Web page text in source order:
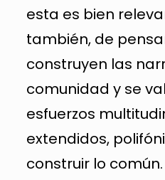
esta es bien
también, de
construyen las
comunidad y se
esfuerzos
extendidos,
construir lo común.